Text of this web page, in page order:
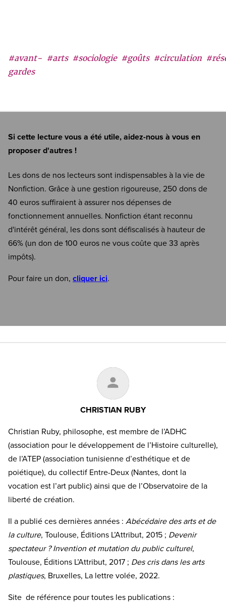
#avant-
gardes
#arts #sociologie #goûts #circulation
Si cette lecture vous a été utile, aidez-nous à vous en
proposer d'autres !
Les dons de nos lecteurs sont indispensables à la vie de
Nonfiction. Grâce à une gestion rigoureuse, 250 dons de
40 euros suffiraient à assurer nos dépenses de
fonctionnement annuelles. Nonfiction étant reconnu
d'intérêt général, les dons sont défiscalisés à hauteur de
66% (un don de 100 euros ne vous coûte que 33 après
impôts).
Pour faire un don, cliquer ici.
CHRISTIAN RUBY
Christian Ruby, philosophe, est membre de l’ADHC
(association pour le développement de l’Histoire culturelle),
de l’ATEP (association tunisienne d’esthétique et de
poiétique), du collectif Entre-Deux (Nantes, dont la
vocation est l’art public) ainsi que de l’Observatoire de la
liberté de création.
Il a publié ces dernières années : Abécédaire des arts et de
la culture, Toulouse, Éditions L’Attribut, 2015 ; Devenir
spectateur ? Invention et mutation du public culturel,
Toulouse, Éditions L’Attribut, 2017 ; Des cris dans les arts
plastiques, Bruxelles, La lettre volée, 2022.
Site de référence pour toutes les publications :